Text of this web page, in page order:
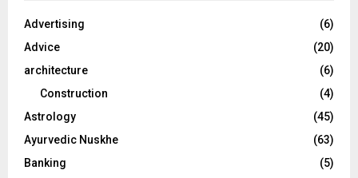
o
:
Advertising
(6)
Advice
(20)
architecture
(6)
Construction
(4)
Astrology
(45)
Ayurvedic Nuskhe
(63)
Banking
(5)